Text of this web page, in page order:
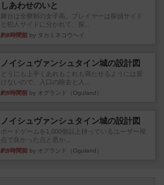
しあわせのいと
舞台は全寮制の女子高。プレイヤーは探偵サイド
と犯人サイドに分かれて、探...
約8時間前 by タカミネコウヘイ
ノイシュヴァンシュタイン城の設計図
どうにも上手くあれもこれも満たせるようには置
けないので、入口の除去と入...
約9時間前 by オグランド（Oguland）
ノイシュヴァンシュタイン城の設計図
ボードゲームを1,000個以上持っているユーザー視
点で良かった点と悪か...
約9時間前 by オグランド（Oguland）